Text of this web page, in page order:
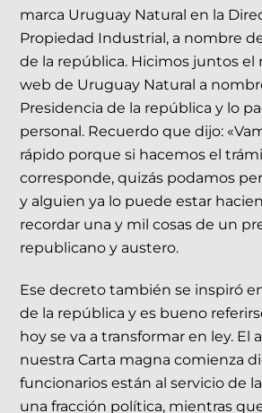
marca Uruguay Natural en la
Propiedad Industrial, a nombre
de la república. Hicimos juntos el
web de Uruguay Natural a
Presidencia de la república y lo
personal. Recuerdo que dijo:
rápido porque si hacemos el
corresponde, quizás podamos
y alguien ya lo puede estar
recordar una y mil cosas de un
republicano y austero.
Ese decreto también se inspiró
de la república y es bueno
hoy se va a transformar en ley. El
nuestra Carta magna comienza
funcionarios están al servicio de
una fracción política, mientras